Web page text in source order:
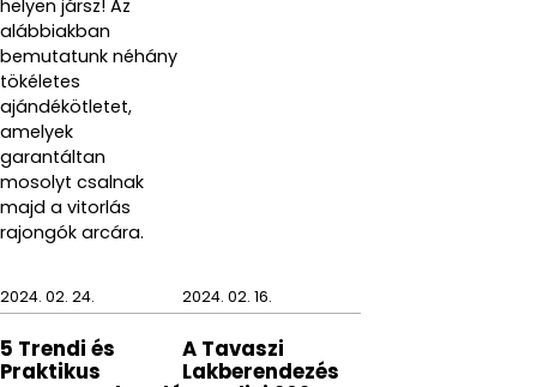
helyen jársz! Az
alábbiakban
bemutatunk néhány
tökéletes
ajándékötletet,
amelyek
garantáltan
mosolyt csalnak
majd a vitorlás
rajongók arcára.
2024. 02. 24.
5 Trendi és
Praktikus
2024. 02. 16.
A Tavaszi
Lakberendezés